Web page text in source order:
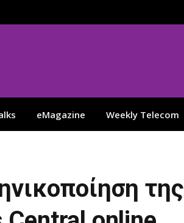
eMagazine Weekly Telecom
της